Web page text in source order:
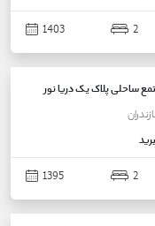
2
1403
ساحلی پلاک یک دریا نور
2
1395